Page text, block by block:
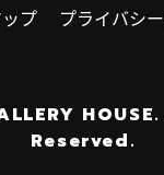
プ プライバシ
HOUSE.
Reserved.